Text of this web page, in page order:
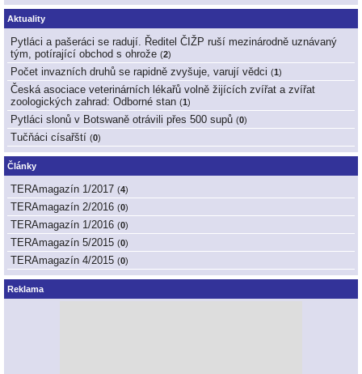
Aktuality
Pytláci a pašeráci se radují. Ředitel ČIŽP ruší mezinárodně uznávaný
tým, potírající obchod s ohrože (2)
Počet invazních druhů se rapidně zvyšuje, varují vědci (1)
Česká asociace veterinárních lékařů volně žijících zvířat a zvířat
zoologických zahrad: Odborné stan (1)
Pytláci slonů v Botswaně otrávili přes 500 supů (0)
Tučňáci císařští (0)
Články
TERAmagazín 1/2017 (4)
TERAmagazín 2/2016 (0)
TERAmagazín 1/2016 (0)
TERAmagazín 5/2015 (0)
TERAmagazín 4/2015 (0)
Reklama